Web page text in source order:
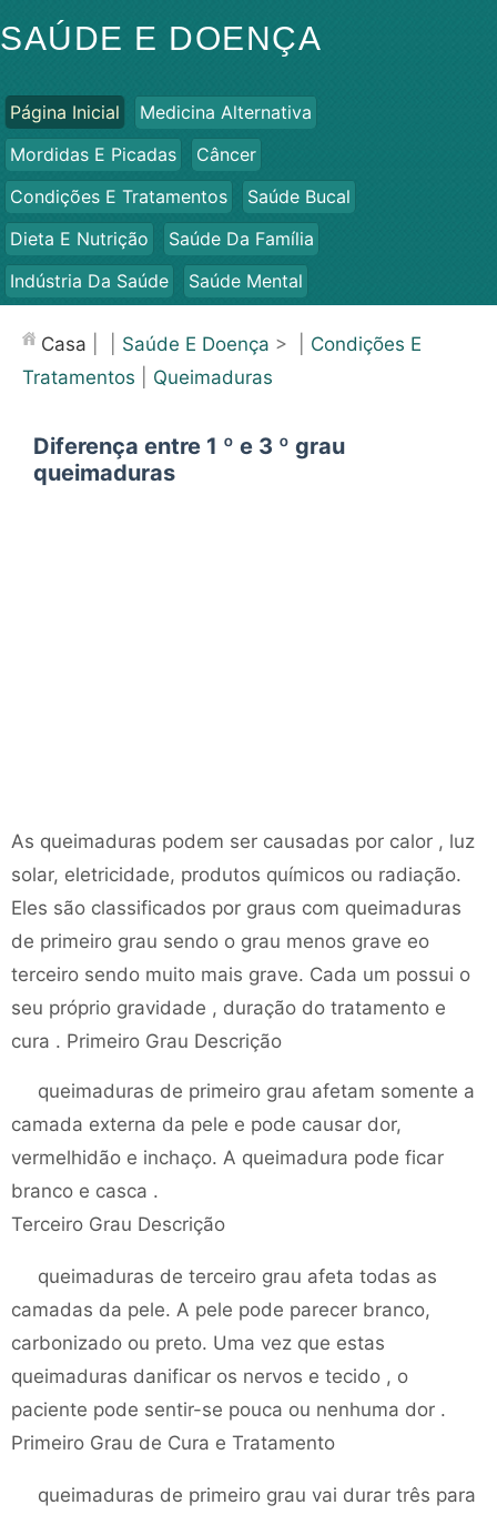
SAÚDE E DOENÇA
Página Inicial
Medicina Alternativa
Mordidas E Picadas
Câncer
Condições E Tratamentos
Saúde Bucal
Dieta E Nutrição
Saúde Da Família
Indústria Da Saúde
Saúde Mental
Saúde
Casa Saúde E Doença > | Condições E
Tratamentos
Queimaduras
Diferença entre 1 º e 3 º grau
queimaduras
As queimaduras podem ser causadas por calor , luz
solar, eletricidade, produtos químicos ou radiação.
Eles são classificados por graus com queimaduras
de primeiro grau sendo o grau menos grave eo
terceiro sendo muito mais grave. Cada um possui o
seu próprio gravidade , duração do tratamento e
cura . Primeiro Grau Descrição
queimaduras de primeiro grau afetam somente a
camada externa da pele e pode causar dor,
vermelhidão e inchaço. A queimadura pode ficar
branco e casca .
Terceiro Grau Descrição
queimaduras de terceiro grau afeta todas as
camadas da pele. A pele pode parecer branco,
carbonizado ou preto. Uma vez que estas
queimaduras danificar os nervos e tecido , o
paciente pode sentir-se pouca ou nenhuma dor .
Primeiro Grau de Cura e Tratamento
queimaduras de primeiro grau vai durar três para